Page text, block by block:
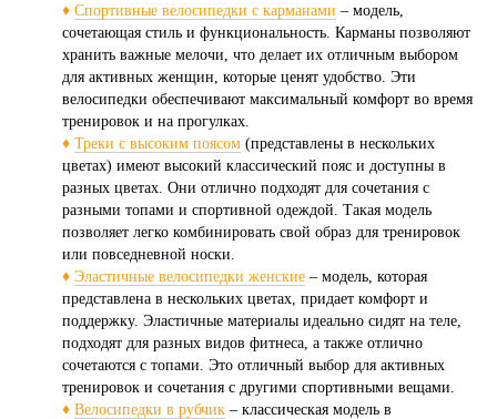
♦ Спортивные велосипедки с карманами – модель,
сочетающая стиль и функциональность. Карманы позволяют
хранить важные мелочи, что делает их отличным выбором
для активных женщин, которые ценят удобство. Эти
велосипедки обеспечивают максимальный комфорт во время
тренировок и на прогулках.
♦ Треки с высоким поясом (представлены в нескольких
цветах) имеют высокий классический пояс и доступны в
разных цветах. Они отлично подходят для сочетания с
разными топами и спортивной одеждой. Такая модель
позволяет легко комбинировать свой образ для тренировок
или повседневной носки.
♦ Эластичные велосипедки женские – модель, которая
представлена в нескольких цветах, придает комфорт и
поддержку. Эластичные материалы идеально сидят на теле,
подходят для разных видов фитнеса, а также отлично
сочетаются с топами. Это отличный выбор для активных
тренировок и сочетания с другими спортивными вещами.
♦ Велосипедки в рубчик – классическая модель в